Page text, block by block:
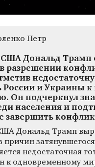
Петр
Дональд Трамп
разрешении
России и Украины
Он подчеркнул
населения и
завершить
Дональд Трамп
причин
недостаточная
к одновременному